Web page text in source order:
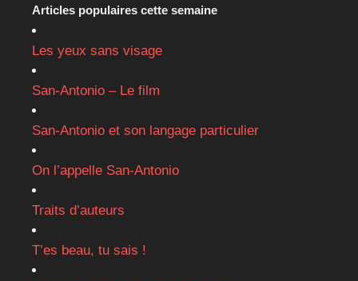
Articles populaires cette semaine
Les yeux sans visage
San-Antonio – Le film
San-Antonio et son langage particulier
On l’appelle San-Antonio
Traits d’auteurs
T’es beau, tu sais !